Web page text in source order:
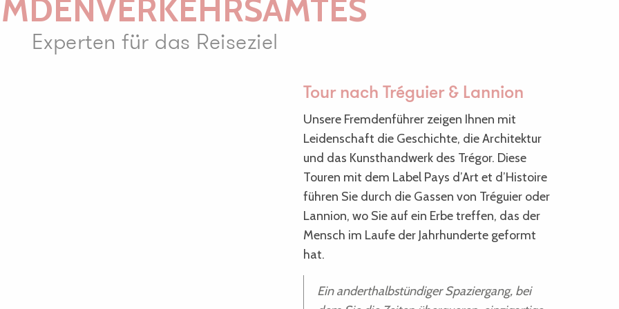
Experten für das Reiseziel
Tour nach Tréguier & Lannion
Unsere Fremdenführer zeigen Ihnen mit
Leidenschaft die Geschichte, die Architektur
und das Kunsthandwerk des Trégor. Diese
Touren mit dem Label Pays d’Art et d’Histoire
führen Sie durch die Gassen von Tréguier oder
Lannion, wo Sie auf ein Erbe treffen, das der
Mensch im Laufe der Jahrhunderte geformt
hat.
Ein anderthalbstündiger Spaziergang, bei